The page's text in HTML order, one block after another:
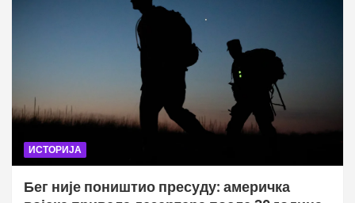
ИСТОРИЈА
Бег није поништио пресуду: америчка